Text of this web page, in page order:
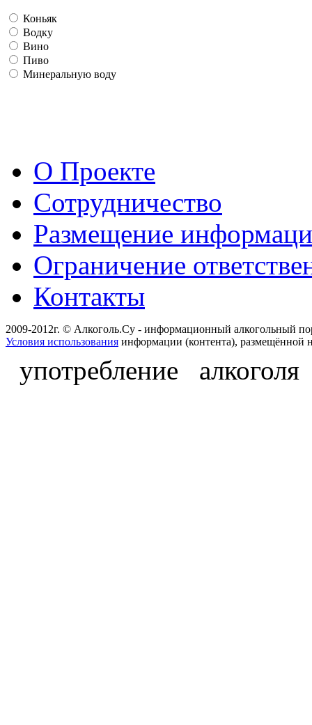
Коньяк
Водку
Вино
Пиво
Минеральную воду
О Проекте
Сотрудничество
Размещение
Ограничение
Контакты
2009-2012г. © Алкоголь.Су - информационный алкогольный
Условия использования информации (контента), размещённой
употребление